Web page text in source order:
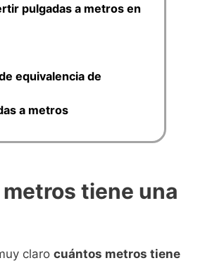
pulgadas a metros en
equivalencia de
a metros
tiene una
claro cuántos metros tiene